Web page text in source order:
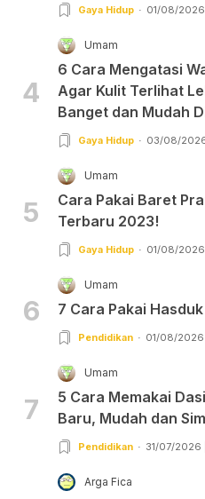
Gaya Hidup 01/08/
4
Umam
6 Cara Mengatasi
Agar Kulit Terlihat
Banget dan Mudah
Gaya Hidup 03/08/
5
Umam
Cara Pakai Baret
Terbaru 2023!
Gaya Hidup 01/08/
6
Umam
7 Cara Pakai
Pendidikan 01/08/2026
7
Umam
5 Cara Memakai
Baru, Mudah dan
Pendidikan 31/07/2026
Arga Fica